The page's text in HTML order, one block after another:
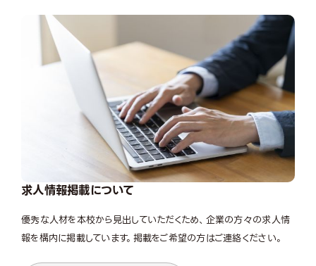
求人情報掲載について
優秀な人材を本校から見出していただくため、企業の方々の求人情
報を構内に掲載しています。掲載をご希望の方はご連絡ください。